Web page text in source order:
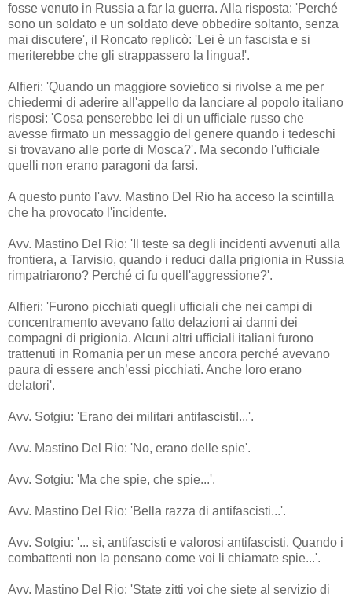
fosse venuto in Russia a far la guerra. Alla risposta: 'Perché
sono un soldato e un soldato deve obbedire soltanto, senza
mai discutere', il Roncato replicò: 'Lei è un fascista e si
meriterebbe che gli strappassero la lingua!'.
Alfieri: 'Quando un maggiore sovietico si rivolse a me per
chiedermi di aderire all'appello da lanciare al popolo italiano
risposi: 'Cosa penserebbe lei di un ufficiale russo che
avesse firmato un messaggio del genere quando i tedeschi
si trovavano alle porte di Mosca?'. Ma secondo l'ufficiale
quelli non erano paragoni da farsi.
A questo punto l'avv. Mastino Del Rio ha acceso la scintilla
che ha provocato l'incidente.
Avv. Mastino Del Rio: 'Il teste sa degli incidenti avvenuti alla
frontiera, a Tarvisio, quando i reduci dalla prigionia in Russia
rimpatriarono? Perché ci fu quell'aggressione?'.
Alfieri: 'Furono picchiati quegli ufficiali che nei campi di
concentramento avevano fatto delazioni ai danni dei
compagni di prigionia. Alcuni altri ufficiali italiani furono
trattenuti in Romania per un mese ancora perché avevano
paura di essere anch’essi picchiati. Anche loro erano
delatori'.
Avv. Sotgiu: 'Erano dei militari antifascisti!...'.
Avv. Mastino Del Rio: 'No, erano delle spie'.
Avv. Sotgiu: 'Ma che spie, che spie...'.
Avv. Mastino Del Rio: 'Bella razza di antifascisti...'.
Avv. Sotgiu: '... sì, antifascisti e valorosi antifascisti. Quando i
combattenti non la pensano come voi li chiamate spie...'.
Avv. Mastino Del Rio: 'State zitti voi che siete al servizio di